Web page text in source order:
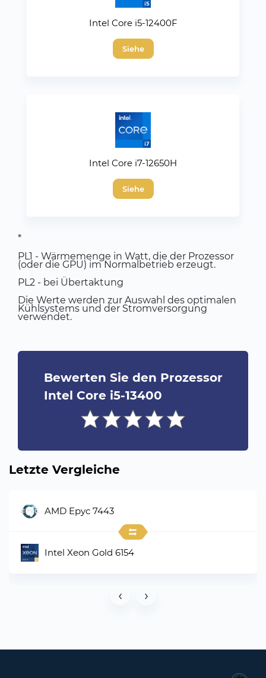
Intel Core i5-12400F
Siehe
Intel Core i7-12650H
Siehe
*
PL1 - Wärmemenge in Watt, die der Prozessor
(oder die GPU) im Normalbetrieb erzeugt.
PL2 - bei Übertaktung
Die Werte werden zur Auswahl des optimalen
Kühlsystems und der Stromversorgung
verwendet.
Bewerten Sie den Prozessor
Intel Core i5-13400
Letzte Vergleiche
AMD Epyc 7443
Intel Xeon Gold 6154
‹ ›